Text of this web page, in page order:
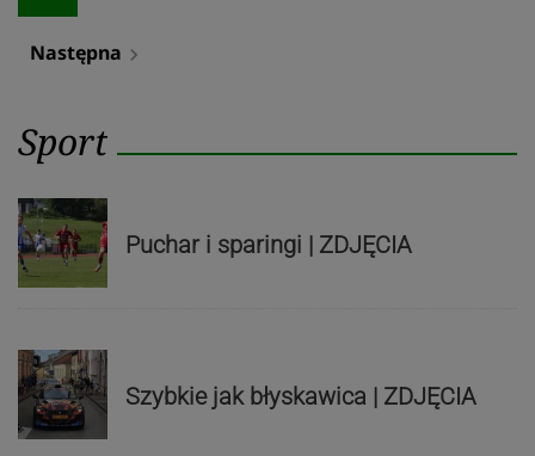
Następna navigate_next
Sport
Puchar i sparingi | ZDJĘCIA
Szybkie jak błyskawica | ZDJĘCIA